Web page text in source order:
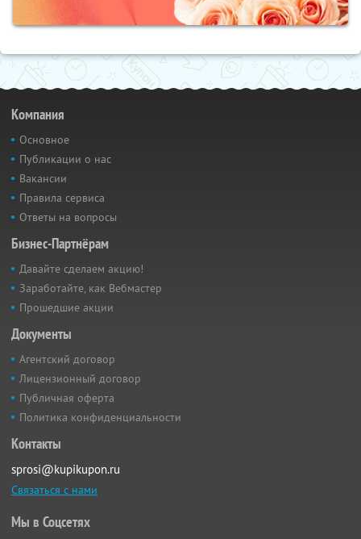
Компания
Основное
Публикации о нас
Вакансии
Правила сервиса
Ответы на вопросы
Бизнес-Партнёрам
Давайте сделаем акцию!
Заработайте, как Вебмастер
Прошедшие акции
Документы
Агентский договор
Лицензионный договор
Публичная оферта
Политика конфиденциальности
Контакты
sprosi@kupikupon.ru
Связаться с нами
Мы в Соцсетях